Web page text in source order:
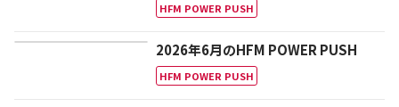
HFM POWER PUSH
2026年6月のHFM POWER PUSH
HFM POWER PUSH